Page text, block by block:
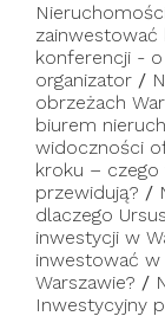
zainwestować
konferencji -
organizator /
obrzeżach
biurem
widoczności
kroku – czego
przewidują? /
dlaczego
inwestycji w
inwestować
Warszawie? /
Inwestycyjny